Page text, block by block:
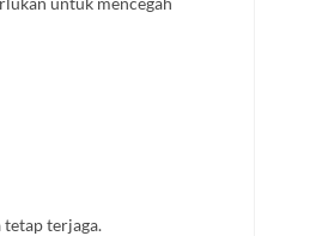
tetap terjaga.